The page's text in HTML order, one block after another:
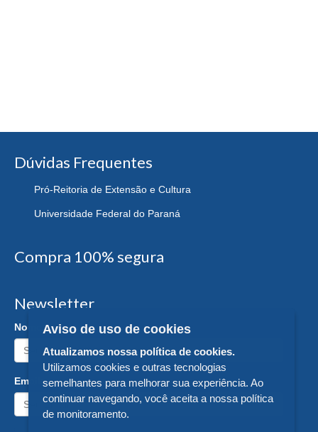
Dúvidas Frequentes
Pró-Reitoria de Extensão e Cultura
Universidade Federal do Paraná
Compra 100% segura
Newsletter
Nome:
Email:
Aviso de uso de cookies
Atualizamos nossa política de cookies.
Utilizamos cookies e outras tecnologias
semelhantes para melhorar sua experiência. Ao
continuar navegando, você aceita a nossa política
de monitoramento.